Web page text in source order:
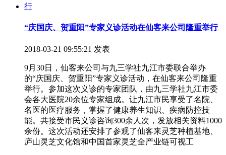
“庆国庆、贺重阳”专家义诊活动在仙客来公司隆重举行
2018-03-21 09:55:21 发表
9月30日，仙客来公司与九三学社九江市委联合举办
的“庆国庆、贺重阳”专家义诊活动，在仙客来公司隆重
举行。参加这次义诊的专家团队，由九三学社九江市委
会各大医院20余位专家组成。让九江市民享受了名院、
名医的医疗服务，掌握了健康养生知识、疾病防控技
能。共接受市民义诊咨询300余人次，发放相关资料1000
余份。这次活动还安排了参观了仙客来灵芝种植基地、
庐山灵芝文化馆和中国首家灵芝全产业链可视工